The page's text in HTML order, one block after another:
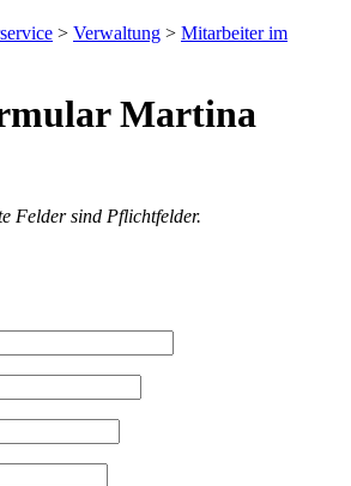
> Verwaltung > Mitarbeiter im
Martina
Felder sind Pflichtfelder.